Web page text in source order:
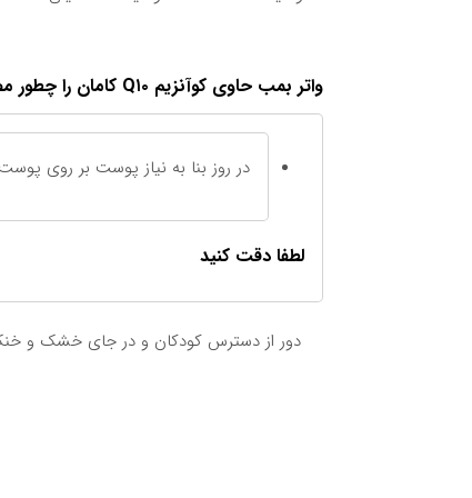
واتر بمب حاوی کوآنزیم Q۱۰ کامان را چطور مصرف کنیم
در روز بنا به نیاز پوست بر روی
لطفا دقت کنید
دور از دسترس کودکان و در جای خشک و